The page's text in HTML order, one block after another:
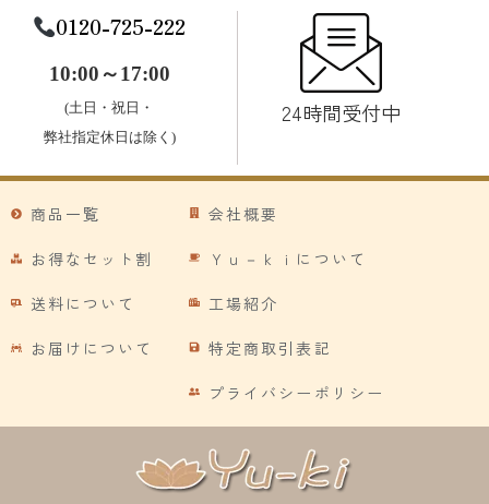
0120-725-222
10:00～17:00
(土日・祝日・
弊社指定休日は除く)
24時間受付中
商品一覧
お得なセット割
送料について
お届けについて
会社概要
Ｙｕ－ｋｉについて
工場紹介
特定商取引表記
プライバシーポリシー